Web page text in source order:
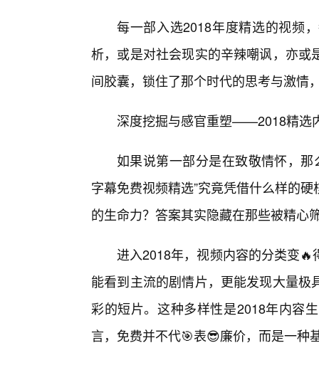
每一部入选2018年度精选的视频
析，或是对社会现实的辛辣嘲讽，亦
间胶囊，锁住了那个时代的思考与激情
深度挖掘与感官重塑——2018精选
如果说第一部分是在致敬情怀，
字幕免费视频精选”究竟凭借什么样的
的生命力？答案其实隐藏在那些被精心
进入2018年，视频内容的分类变
能看到主流的剧情片，更能发现大量
彩的短片。这种多样性是2018年内容
言，免费并不代🎯表😎廉价，而是一种